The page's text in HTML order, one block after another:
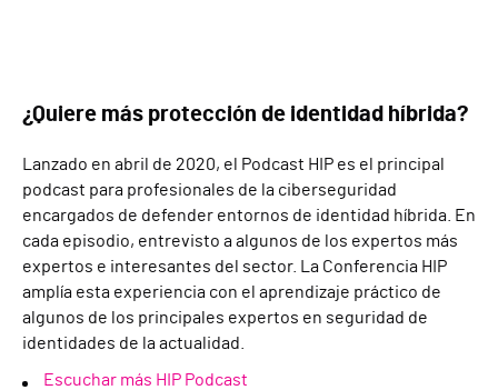
¿Quiere más protección de identidad híbrida?
Lanzado en abril de 2020, el Podcast HIP es el principal
podcast para profesionales de la ciberseguridad
encargados de defender entornos de identidad híbrida. En
cada episodio, entrevisto a algunos de los expertos más
expertos e interesantes del sector. La Conferencia HIP
amplía esta experiencia con el aprendizaje práctico de
algunos de los principales expertos en seguridad de
identidades de la actualidad.
Escuchar más HIP Podcast